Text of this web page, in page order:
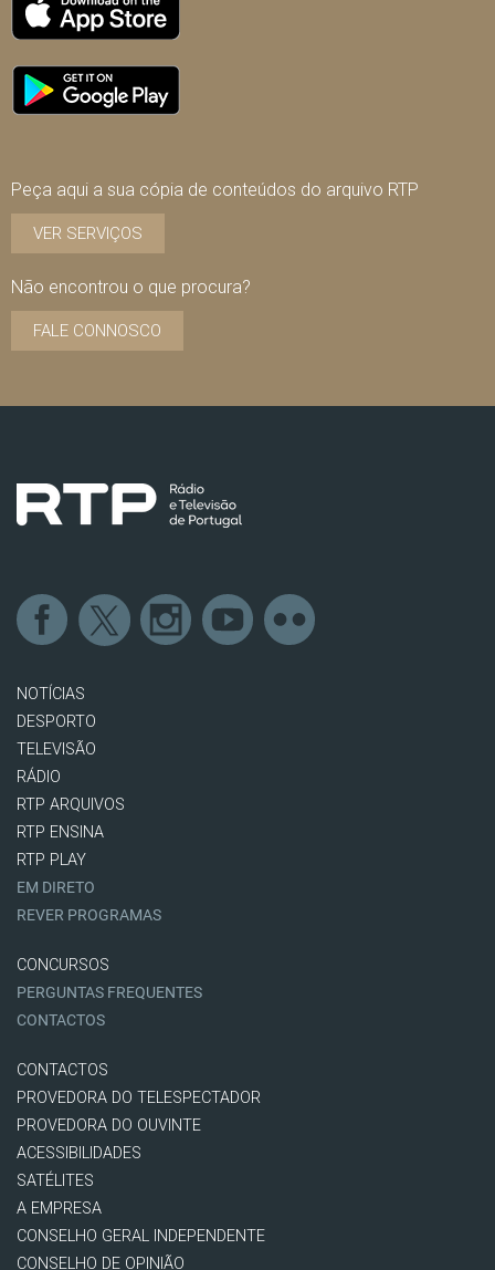
Peça aqui a sua cópia de conteúdos do arquivo RTP
VER SERVIÇOS
Não encontrou o que procura?
FALE CONNOSCO
NOTÍCIAS
DESPORTO
TELEVISÃO
RÁDIO
RTP ARQUIVOS
RTP ENSINA
RTP PLAY
EM DIRETO
REVER PROGRAMAS
CONCURSOS
PERGUNTAS FREQUENTES
CONTACTOS
CONTACTOS
PROVEDORA DO TELESPECTADOR
PROVEDORA DO OUVINTE
ACESSIBILIDADES
SATÉLITES
A EMPRESA
CONSELHO GERAL INDEPENDENTE
CONSELHO DE OPINIÃO